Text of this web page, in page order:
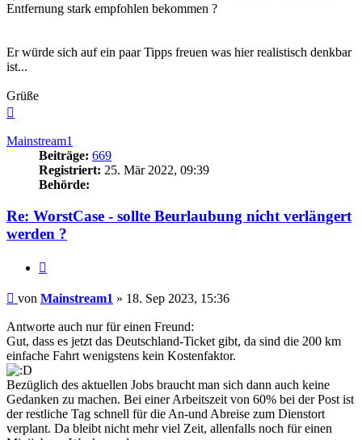
Entfernung stark empfohlen bekommen ?
Er würde sich auf ein paar Tipps freuen was hier realistisch denkbar
ist...
Grüße
Mainstream1
Beiträge: 669
Registriert: 25. Mär 2022, 09:39
Behörde:
Re: WorstCase - sollte Beurlaubung nicht verlängert
werden ?
Beitrag
von Mainstream1 » 18. Sep 2023, 15:36
Antworte auch nur für einen Freund:
Gut, dass es jetzt das Deutschland-Ticket gibt, da sind die 200 km
einfache Fahrt wenigstens kein Kostenfaktor.
Bezüglich des aktuellen Jobs braucht man sich dann auch keine
Gedanken zu machen. Bei einer Arbeitszeit von 60% bei der Post ist
der restliche Tag schnell für die An-und Abreise zum Dienstort
verplant. Da bleibt nicht mehr viel Zeit, allenfalls noch für einen